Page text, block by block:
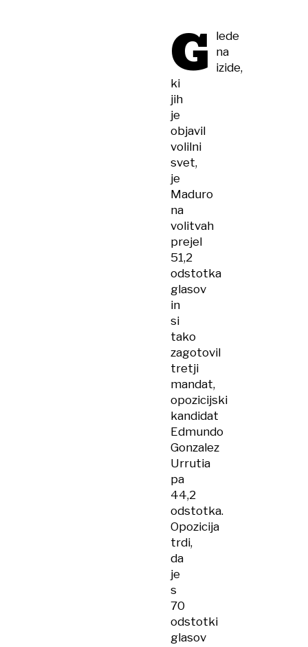
G
lede
na
izide,
ki
jih
je
objavil
volilni
svet,
je
Maduro
na
volitvah
prejel
51,2
odstotka
glasov
in
si
tako
zagotovil
tretji
mandat,
opozicijski
kandidat
Edmundo
Gonzalez
Urrutia
pa
44,2
odstotka.
Opozicija
trdi,
da
je
s
70
odstotki
glasov